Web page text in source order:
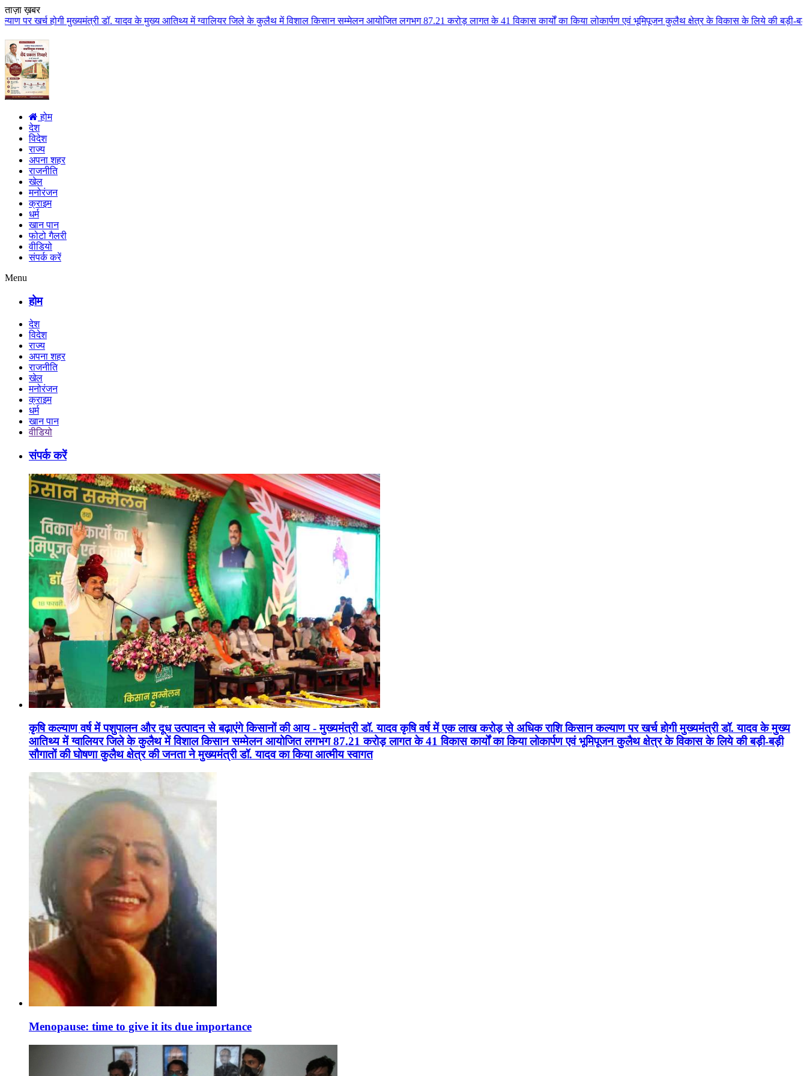
ताज़ा ख़बर
डॉ. यादव के मुख्य आतिथ्य में ग्वालियर जिले के कुलैथ में विशाल किसान सम्मेलन आयोजित लगभग 87.21 करोड़ लागत के 41 विकास कार्यों का किया लोकार्पण एवं भूमिपूजन कुलैथ क्षेत्र के विकास के लिये की बड़ी-बड़ी सौगातों की
होम
देश
विदेश
राज्य
अपना शहर
राजनीति
खेल
मनोरंजन
क्राइम
धर्म
खान पान
फोटो गैलरी
वीडियो
संपर्क करें
Menu
होम
देश
विदेश
राज्य
अपना शहर
राजनीति
खेल
मनोरंजन
क्राइम
धर्म
खान पान
वीडियो
संपर्क करें
कृषि कल्याण वर्ष में पशुपालन और दूध उत्पादन से बढ़ाएंगे किसानों की आय - मुख्यमंत्री डॉ. यादव कृषि वर्ष में एक लाख करोड़ से अधिक राशि किसान कल्याण पर खर्च होगी मुख्यमंत्री डॉ. यादव के मुख्य
आतिथ्य में ग्वालियर जिले के कुलैथ में विशाल किसान सम्मेलन आयोजित लगभग 87.21 करोड़ लागत के 41 विकास कार्यों का किया लोकार्पण एवं भूमिपूजन कुलैथ क्षेत्र के विकास के लिये की बड़ी-बड़ी
सौगातों की घोषणा कुलैथ क्षेत्र की जनता ने मुख्यमंत्री डॉ. यादव का किया आत्मीय स्वागत
Menopause: time to give it its due importance